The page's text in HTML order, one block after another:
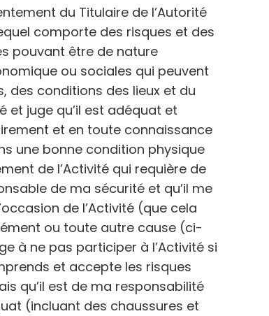
du Titulaire de l’Autorité
comporte des risques et des
pouvant être de nature
ou sociales qui peuvent
des conditions des lieux et du
et juge qu’il est adéquat et
et en toute connaissance
une bonne condition physique
de l’Activité qui requière de
de ma sécurité et qu’il me
de l’Activité (que cela
ou toute autre cause (ci-
à ne pas participer à l’Activité si
et accepte les risques
qu’il est de ma responsabilité
(incluant des chaussures et